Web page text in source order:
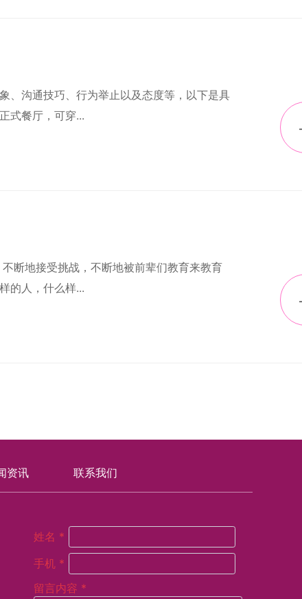
、沟通技巧、行为举止以及态度等，以下是具
式餐厅，可穿...
断地接受挑战，不断地被前辈们教育来教育
的人，什么样...
资讯 联系我们
姓名 *
手机 *
留言内容 *